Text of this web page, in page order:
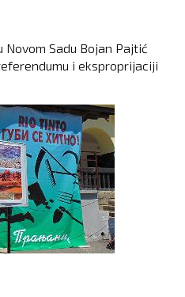
Sadu Bojan Pajtić
i eksproprijaciji